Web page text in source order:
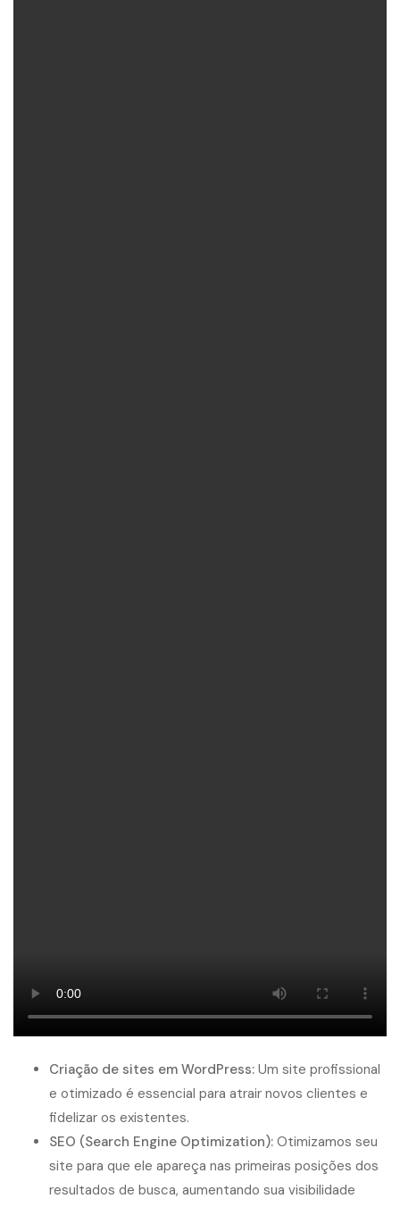
Criação de sites em WordPress: Um site profissional
e otimizado é essencial para atrair novos clientes e
fidelizar os existentes.
SEO (Search Engine Optimization): Otimizamos seu
site para que ele apareça nas primeiras posições dos
resultados de busca, aumentando sua visibilidade